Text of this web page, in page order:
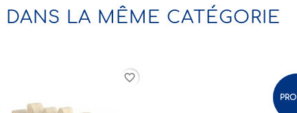
DANS LA MÊME CATÉGORIE
favorite_border